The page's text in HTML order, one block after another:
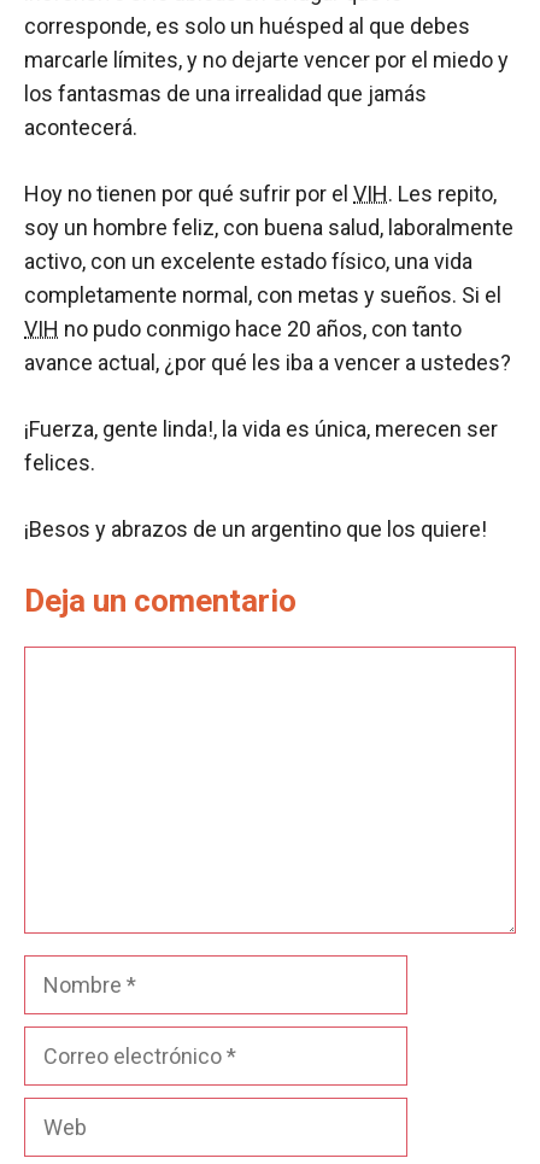
corresponde, es solo un huésped al que debes
marcarle límites, y no dejarte vencer por el miedo y
los fantasmas de una irrealidad que jamás
acontecerá.
Hoy no tienen por qué sufrir por el VIH. Les repito,
soy un hombre feliz, con buena salud, laboralmente
activo, con un excelente estado físico, una vida
completamente normal, con metas y sueños. Si el
VIH no pudo conmigo hace 20 años, con tanto
avance actual, ¿por qué les iba a vencer a ustedes?
¡Fuerza, gente linda!, la vida es única, merecen ser
felices.
¡Besos y abrazos de un argentino que los quiere!
Deja un comentario
Nombre